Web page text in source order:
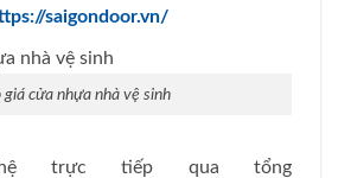
saigondoor.vn/
giá cửa nhựa nhà vệ sinh
trực tiếp qua tổng